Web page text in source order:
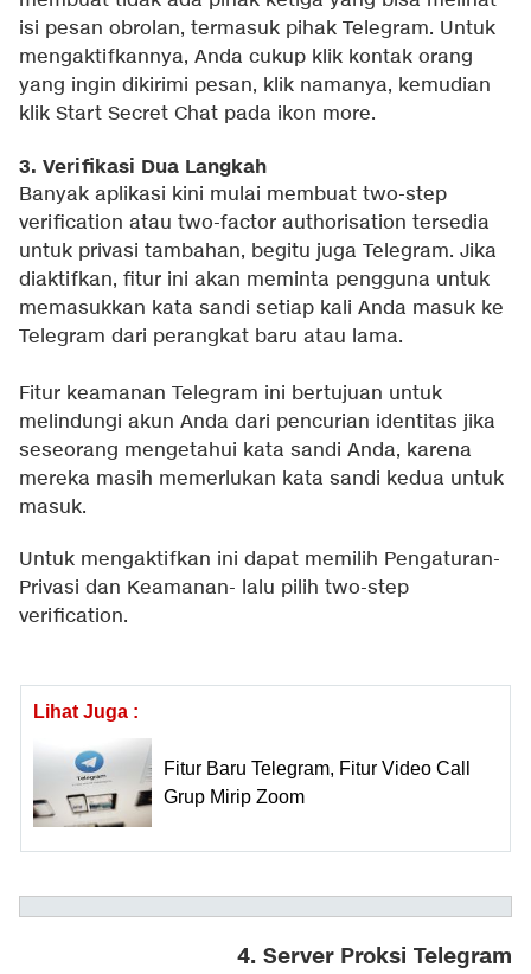
isi pesan obrolan, termasuk pihak Telegram. Untuk
mengaktifkannya, Anda cukup klik kontak orang
yang ingin dikirimi pesan, klik namanya, kemudian
klik Start Secret Chat pada ikon more.
3. Verifikasi Dua Langkah
Banyak aplikasi kini mulai membuat two-step
verification atau two-factor authorisation tersedia
untuk privasi tambahan, begitu juga Telegram. Jika
diaktifkan, fitur ini akan meminta pengguna untuk
memasukkan kata sandi setiap kali Anda masuk ke
Telegram dari perangkat baru atau lama.
Fitur keamanan Telegram ini bertujuan untuk
melindungi akun Anda dari pencurian identitas jika
seseorang mengetahui kata sandi Anda, karena
mereka masih memerlukan kata sandi kedua untuk
masuk.
Untuk mengaktifkan ini dapat memilih Pengaturan-
Privasi dan Keamanan- lalu pilih two-step
verification.
Lihat Juga :
Fitur Baru Telegram, Fitur Video Call
Grup Mirip Zoom
4. Server Proksi Telegram